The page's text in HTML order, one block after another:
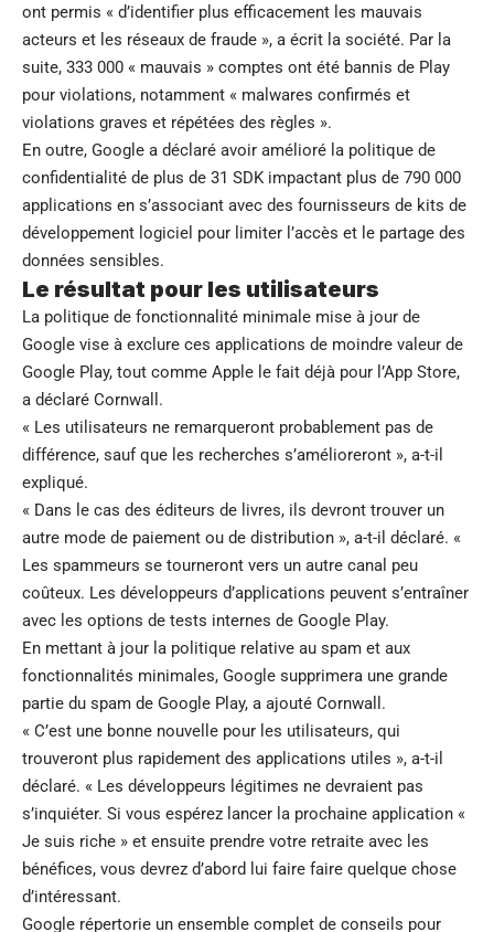
ont permis « d’identifier plus efficacement les mauvais
acteurs et les réseaux de fraude », a écrit la société. Par la
suite, 333 000 « mauvais » comptes ont été bannis de Play
pour violations, notamment « malwares confirmés et
violations graves et répétées des règles ».
En outre, Google a déclaré avoir amélioré la politique de
confidentialité de plus de 31 SDK impactant plus de 790 000
applications en s’associant avec des fournisseurs de kits de
développement logiciel pour limiter l’accès et le partage des
données sensibles.
Le résultat pour les utilisateurs
La politique de fonctionnalité minimale mise à jour de
Google vise à exclure ces applications de moindre valeur de
Google Play, tout comme Apple le fait déjà pour l’App Store,
a déclaré Cornwall.
« Les utilisateurs ne remarqueront probablement pas de
différence, sauf que les recherches s’amélioreront », a-t-il
expliqué.
« Dans le cas des éditeurs de livres, ils devront trouver un
autre mode de paiement ou de distribution », a-t-il déclaré. «
Les spammeurs se tourneront vers un autre canal peu
coûteux. Les développeurs d’applications peuvent s’entraîner
avec les options de tests internes de Google Play.
En mettant à jour la politique relative au spam et aux
fonctionnalités minimales, Google supprimera une grande
partie du spam de Google Play, a ajouté Cornwall.
« C’est une bonne nouvelle pour les utilisateurs, qui
trouveront plus rapidement des applications utiles », a-t-il
déclaré. « Les développeurs légitimes ne devraient pas
s’inquiéter. Si vous espérez lancer la prochaine application «
Je suis riche » et ensuite prendre votre retraite avec les
bénéfices, vous devrez d’abord lui faire faire quelque chose
d’intéressant.
Google répertorie un ensemble complet de conseils pour